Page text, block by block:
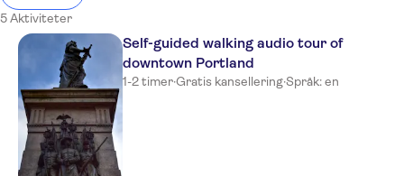
5 Aktiviteter
Self-guided walking audio tour of
downtown Portland
1-2 timer·Gratis kansellering·Språk: en